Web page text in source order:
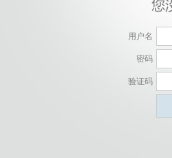
用户名
密码
验证码